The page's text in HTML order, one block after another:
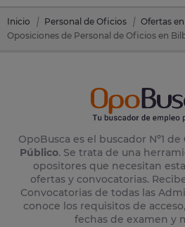
Inicio Personal de Oficios
Ofertas
OpoBusca es el buscador Nº1 de
Público. Se trata de una
opositores que necesitan
ofertas y convocatorias.
Convocatorias de todas las
conoce los requisitos de
fechas de examen y